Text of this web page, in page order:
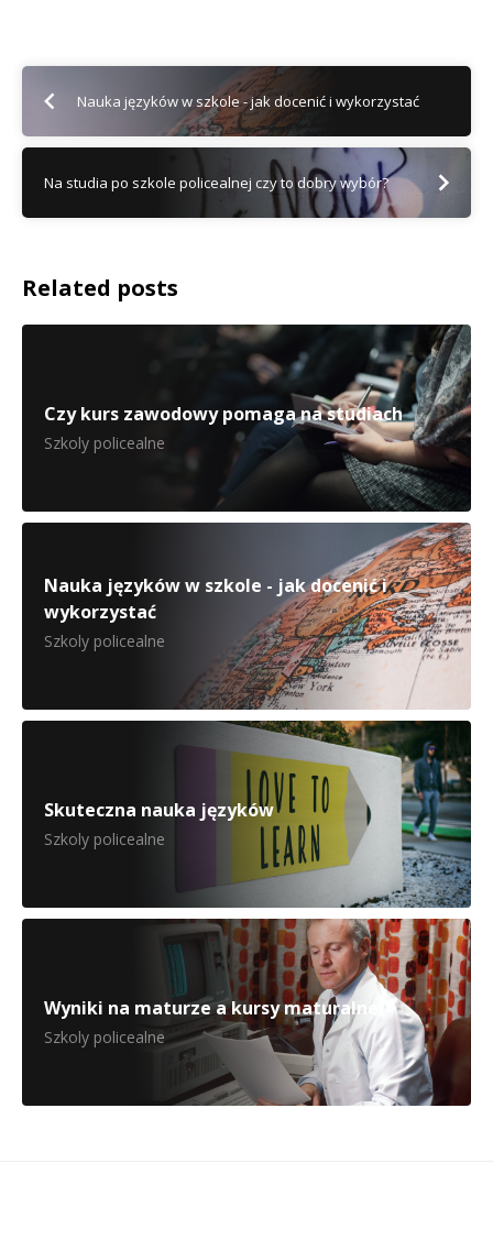
Nauka języków w szkole - jak docenić i wykorzystać
Na studia po szkole policealnej czy to dobry wybór?
Related posts
Czy kurs zawodowy pomaga na studiach
Szkoly policealne
Nauka języków w szkole - jak docenić i
wykorzystać
Szkoly policealne
Skuteczna nauka języków
Szkoly policealne
Wyniki na maturze a kursy maturalne
Szkoly policealne